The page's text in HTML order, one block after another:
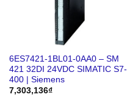
6ES7421-1BL01-0AA0 – SM
421 32DI 24VDC SIMATIC S7-
400 | Siemens
7,303,136₫